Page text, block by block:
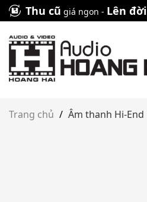
Skip
to
content
Thu cũ giá ngon - Lên đời
Trang chủ / Âm thanh Hi-End